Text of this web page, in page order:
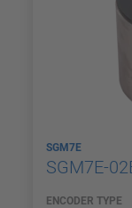
SGM7E
SGM7E-
ENCODER TYPE